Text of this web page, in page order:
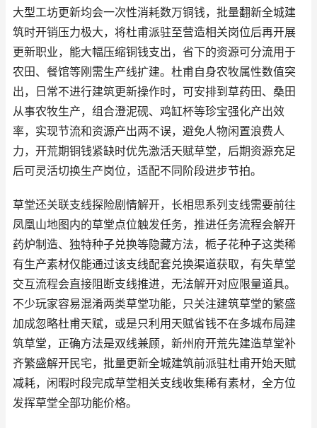
大型工坊更新均会一次性消耗数万铜钱，批量翻新全城建
筑时开销压力极大，将杜甫派驻至营造相关岗位后再开展
更新职业，能大幅压缩铜钱支出，省下的资源可分流用于
农田、餐馆等刚需生产线扩建。杜甫自身农牧属性数值突
出，日常不进行建筑更新操作时，可安排到草药田、桑田
从事农牧生产，组合澄泥砚、鸡缸杯等珍宝强化产出效
率，实现节流和资源产出两不误，避免人物闲置浪费人
力，开荒期铜钱紧缺时优先激活天赋草堂，后期资源充足
后可灵活切换生产岗位，适配不同阶段进步节拍。
草堂还关联支线探险剧情解开，长相思系列支线需要前往
凤凰山地图内的草堂点位触发任务，推进任务流程会解开
药炉制造、独特种子兑换等隐藏方法，栀子花种子这类稀
有生产素材仅能通过该支线配套兑换渠道获取，有失草堂
交互流程会直接阻断支线推进，无法解开对应限量道具。
不少玩家容易混淆两类草堂功能，只关注建筑草堂的繁盛
加成忽略杜甫天赋，或是只利用天赋省钱不在多城布局建
筑草堂，正确方法是双线兼顾，新州府开荒先建造草堂补
齐繁盛解开民宅，批量更新全城建筑前派驻杜甫开始天赋
减耗，闲暇时段完成草堂相关支线收集稀有素材，全方位
发挥草堂全部功能价格。